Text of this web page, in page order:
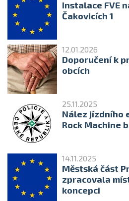
Instalace FVE
Čakovicích 1
12.01.2026
Doporučení k
obcích
25.11.2025
Nález jízdního
Rock Machine
14.11.2025
Městská část
zpracovala
koncepci